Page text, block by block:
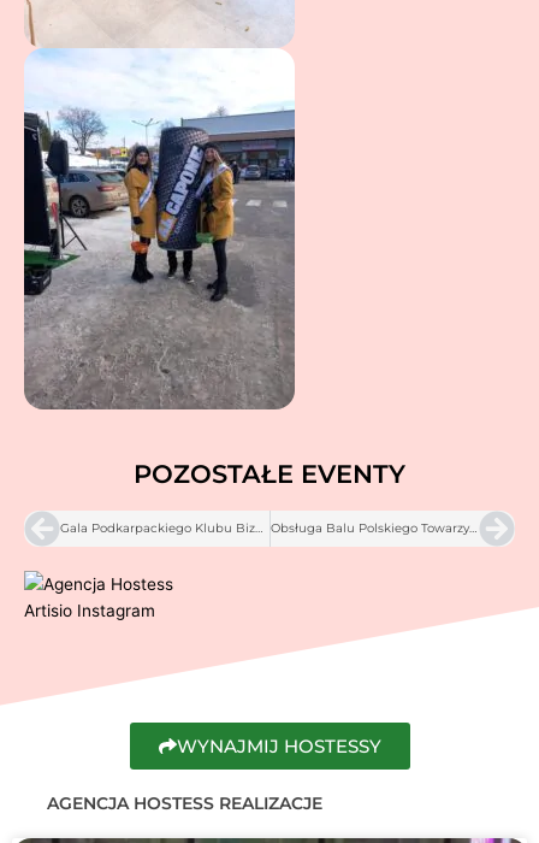
POZOSTAŁE EVENTY
Prev Obsługa Balu Polskiego Towarzystwa Gospodarczego w Warszawie, 2024
WYNAJMIJ HOSTESSY
AGENCJA HOSTESS REALIZACJE